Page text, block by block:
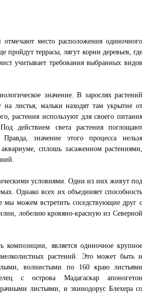
место расположения одиночного
террасы, лягут корни деревьев, где
учитывает требования выбранных видов
значение. В зарослях растений
листья, мальки находят там укрытие от
растения используют для своего питания
действием света растения поглощают
значение этого процесса нельзя
сплошь засаженном растениями,
условиями. Одни из них живут под
Однако всех их объединяет способность
мы можем встретить соседствующие друг с
лобелию кровяно-красную из Северной
является одиночное крупное
растений. Это может быть и
волнистыми по 160 краю листьями
с острова Мадагаскар апоногетон
листьями, и эхинодорус Блехера со